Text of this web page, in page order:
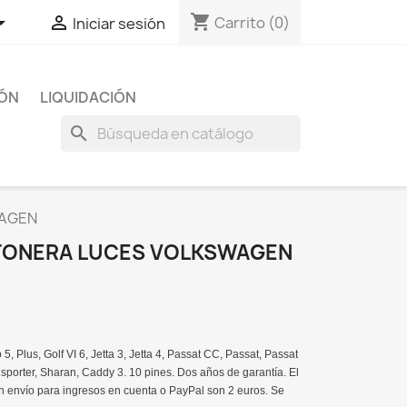
 Iniciar sesión shopping_cart Carrito (0)
LIQUIDACIÓN
search
LUCES VOLKSWAGEN
Plus, Golf VI 6, Jetta 3, Jetta 4, Passat CC, Passat, Passat
Sharan, Caddy 3. 10 pines. Dos años de garantía. El
envío para ingresos en cuenta o PayPal son 2 euros. Se